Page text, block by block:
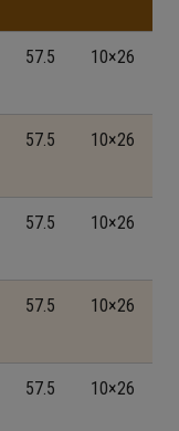
57.5 10×26
57.5 10×26
57.5 10×26
57.5 10×26
57.5 10×26